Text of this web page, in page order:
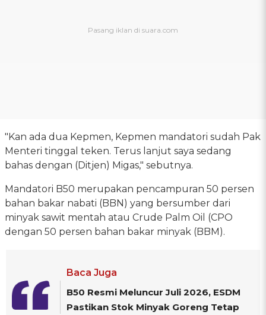
"Kan ada dua Kepmen, Kepmen mandatori sudah Pak
Menteri tinggal teken. Terus lanjut saya sedang
bahas dengan (Ditjen) Migas," sebutnya.
Mandatori B50 merupakan pencampuran 50 persen
bahan bakar nabati (BBN) yang bersumber dari
minyak sawit mentah atau Crude Palm Oil (CPO
dengan 50 persen bahan bakar minyak (BBM).
Baca Juga
B50 Resmi Meluncur Juli 2026, ESDM
Pastikan Stok Minyak Goreng Tetap